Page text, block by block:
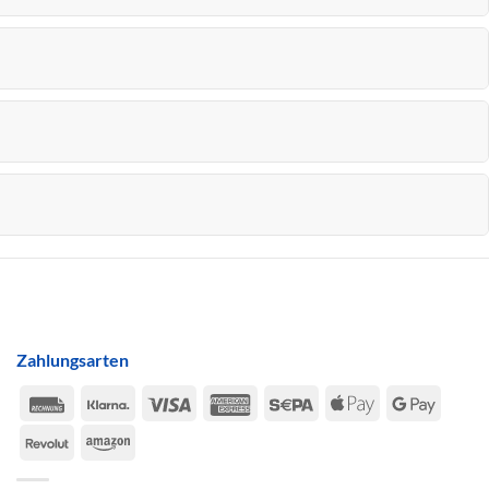
Zahlungsarten
Rechung
Klarna Visa
American Sepa
Apple
Google
RevolutAmazon